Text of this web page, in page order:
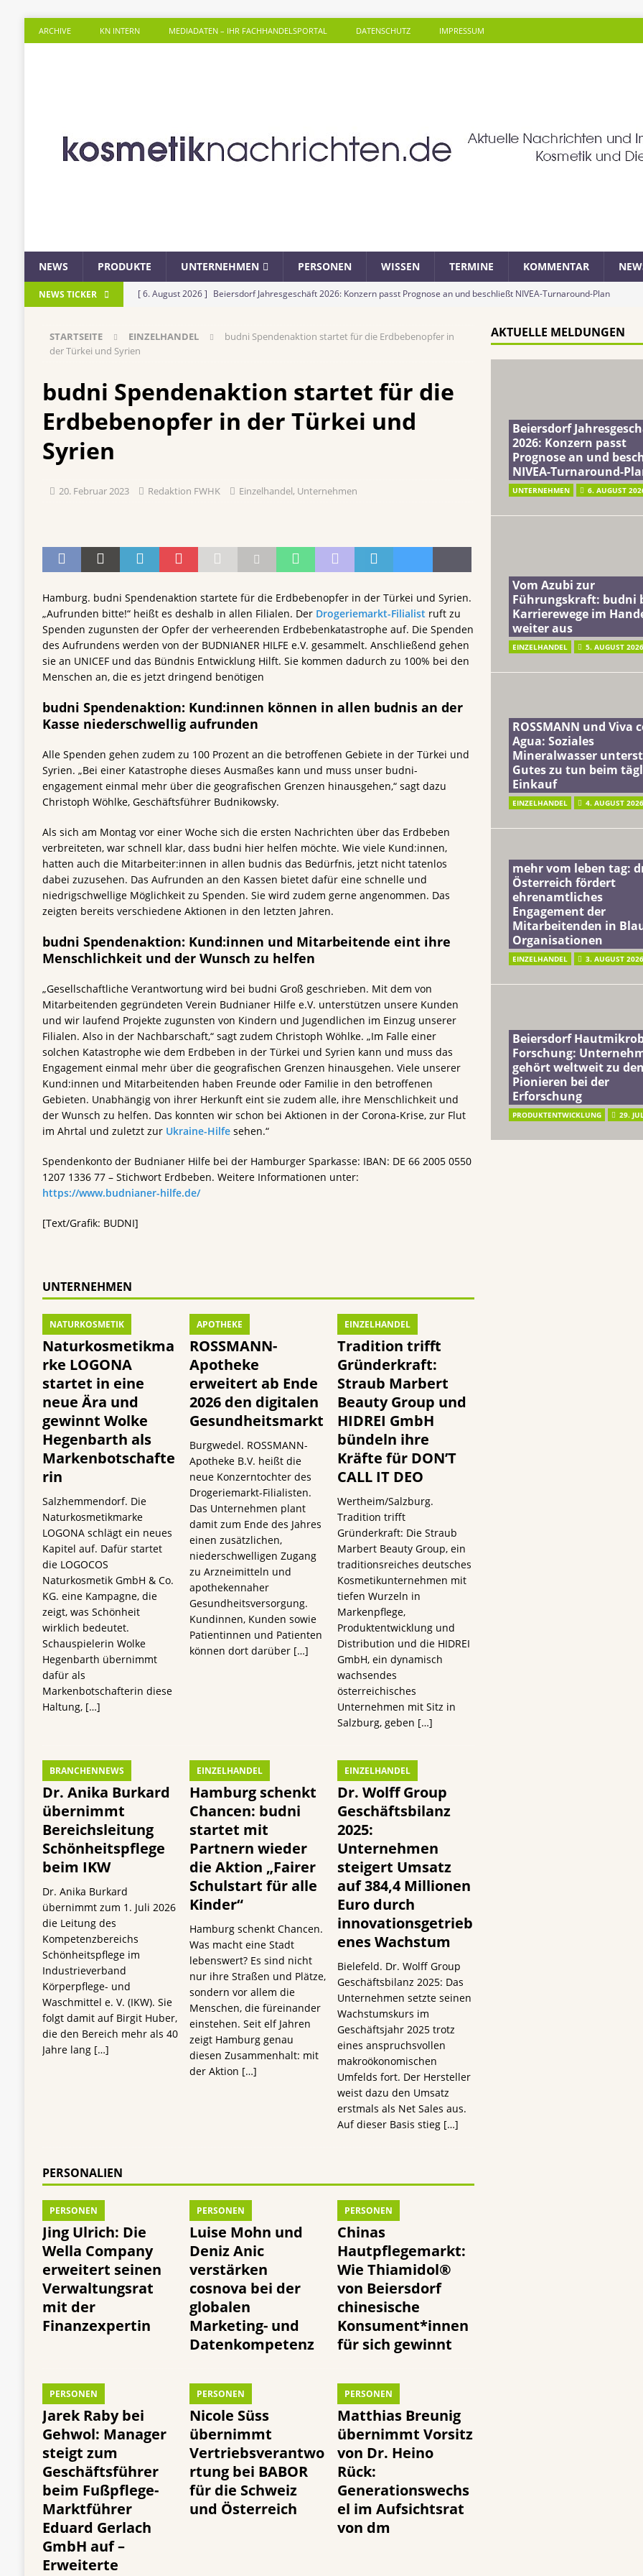
ARCHIVE KN INTERN MEDIADATEN – IHR FACHHANDELSPORTAL DATENSCHUTZ IMPRESSUM
NEWS PRODUKTE UNTERNEHMEN PERSONEN WISSEN TERMINE KOMMENTAR
NEWS TICKER [ 6. August 2026 ] Beiersdorf Jahresgeschäft 2026: Konzern passt Prognose an und beschließt NIVEA-Turnaround-Plan
[ 5. August 2026 ]
Vom Azubi zur Führungskraft: budni baut Karrierewege im Handel weiter aus
EINZELHANDEL
Einkauf
EINZELHANDEL
[ 3. August 2026 ]
mehr vom leben tag: dm Österreich fördert ehrenamtliches Engagement der Mitarbeitenden in
Beiersdorf Hautmikrobiom-Forschung: Unternehmen gehört weltweit zu den Pionieren bei der
Erforschung
PRODUKTENTWICKLUNG
STARTSEITE EINZELHANDEL
budni Spendenaktion startet für die Erdbebenopfer in
der Türkei und Syrien
budni Spendenaktion startet für die
Erdbebenopfer in der Türkei und
Syrien
20. Februar 2023 Redaktion FWHK Einzelhandel, Unternehmen
Hamburg. budni Spendenaktion startete für die Erdbebenopfer in der Türkei und Syrien.
„Aufrunden bitte!“ heißt es deshalb in allen Filialen. Der Drogeriemarkt-Filialist ruft zu
Spenden zugunsten der Opfer der verheerenden Erdbebenkatastrophe auf. Die Spenden
des Aufrundens werden von der BUDNIANER HILFE e.V. gesammelt. Anschließend gehen
sie an UNICEF und das Bündnis Entwicklung Hilft. Sie kommen dadurch zu 100% bei den
Menschen an, die es jetzt dringend benötigen
budni Spendenaktion: Kund:innen können in allen budnis an der
Kasse niederschwellig aufrunden
Alle Spenden gehen zudem zu 100 Prozent an die betroffenen Gebiete in der Türkei und
Syrien. „Bei einer Katastrophe dieses Ausmaßes kann und muss unser budni-
engagement einmal mehr über die geografischen Grenzen hinausgehen,“ sagt dazu
Christoph Wöhlke, Geschäftsführer Budnikowsky.
Als sich am Montag vor einer Woche sich die ersten Nachrichten über das Erdbeben
verbreiteten, war schnell klar, dass budni hier helfen möchte. Wie viele Kund:innen,
hatten auch die Mitarbeiter:innen in allen budnis das Bedürfnis, jetzt nicht tatenlos
dabei zuzusehen. Das Aufrunden an den Kassen bietet dafür eine schnelle und
niedrigschwellige Möglichkeit zu Spenden. Sie wird zudem gerne angenommen. Das
zeigten bereits verschiedene Aktionen in den letzten Jahren.
budni Spendenaktion: Kund:innen und Mitarbeitende eint ihre
Menschlichkeit und der Wunsch zu helfen
„Gesellschaftliche Verantwortung wird bei budni Groß geschrieben. Mit dem von
Mitarbeitenden gegründeten Verein Budnianer Hilfe e.V. unterstützen unsere Kunden
und wir laufend Projekte zugunsten von Kindern und Jugendlichen im Einzug unserer
Filialen. Also in der Nachbarschaft,“ sagt zudem Christoph Wöhlke. „Im Falle einer
solchen Katastrophe wie dem Erdbeben in der Türkei und Syrien kann und muss das
Engagement einmal mehr über die geografischen Grenzen hinausgehen. Viele unserer
Kund:innen und Mitarbeitenden haben Freunde oder Familie in den betroffenen
Gebieten. Unabhängig von ihrer Herkunft eint sie zudem alle, ihre Menschlichkeit und
der Wunsch zu helfen. Das konnten wir schon bei Aktionen in der Corona-Krise, zur Flut
im Ahrtal und zuletzt zur Ukraine-Hilfesehen.“
Spendenkonto der Budnianer Hilfe bei der Hamburger Sparkasse: IBAN: DE 66 2005 0550
1207 1336 77 – Stichwort Erdbeben. Weitere Informationen unter:
https://www.budnianer-hilfe.de/
[Text/Grafik: BUDNI]
UNTERNEHMEN
NATURKOSMETIK
Naturkosmetikma
rke LOGONA
startet in eine
neue Ära und
gewinnt Wolke
Hegenbarth als
Markenbotschafte
rin
Salzhemmendorf. Die
Naturkosmetikmarke
LOGONA schlägt ein neues
Kapitel auf. Dafür startet
die LOGOCOS
Naturkosmetik GmbH & Co.
KG. eine Kampagne, die
zeigt, was Schönheit
wirklich bedeutet.
Schauspielerin Wolke
Hegenbarth übernimmt
dafür als
Markenbotschafterin diese
Haltung, […]
APOTHEKE
ROSSMANN-
Apotheke
erweitert ab Ende
2026 den digitalen
Gesundheitsmarkt
Burgwedel. ROSSMANN-
Apotheke B.V. heißt die
neue Konzerntochter des
Drogeriemarkt-Filialisten.
Das Unternehmen plant
damit zum Ende des Jahres
einen zusätzlichen,
niederschwelligen Zugang
zu Arzneimitteln und
apothekennaher
Gesundheitsversorgung.
Kundinnen, Kunden sowie
Patientinnen und Patienten
können dort darüber […]
EINZELHANDEL
Tradition trifft
Gründerkraft:
Straub Marbert
Beauty Group und
HIDREI GmbH
bündeln ihre
Kräfte für DON’T
CALL IT DEO
Wertheim/Salzburg.
Tradition trifft
Gründerkraft: Die Straub
Marbert Beauty Group, ein
traditionsreiches deutsches
Kosmetikunternehmen mit
tiefen Wurzeln in
Markenpflege,
Produktentwicklung und
Distribution und die HIDREI
GmbH, ein dynamisch
wachsendes
österreichisches
Unternehmen mit Sitz in
Salzburg, geben […]
BRANCHENNEWS
Dr. Anika Burkard
übernimmt
Bereichsleitung
Schönheitspflege
beim IKW
Dr. Anika Burkard
übernimmt zum 1. Juli 2026
die Leitung des
Kompetenzbereichs
Schönheitspflege im
Industrieverband
Körperpflege- und
Waschmittel e. V. (IKW). Sie
folgt damit auf Birgit Huber,
die den Bereich mehr als 40
Jahre lang […]
EINZELHANDEL
Hamburg schenkt
Chancen: budni
startet mit
Partnern wieder
die Aktion „Fairer
Schulstart für alle
Kinder“
Hamburg schenkt Chancen.
Was macht eine Stadt
lebenswert? Es sind nicht
nur ihre Straßen und Plätze,
sondern vor allem die
Menschen, die füreinander
einstehen. Seit elf Jahren
zeigt Hamburg genau
diesen Zusammenhalt: mit
der Aktion […]
EINZELHANDEL
Dr. Wolff Group
Geschäftsbilanz
2025:
Unternehmen
steigert Umsatz
auf 384,4 Millionen
Euro durch
innovationsgetrieb
enes Wachstum
Bielefeld. Dr. Wolff Group
Geschäftsbilanz 2025: Das
Unternehmen setzte seinen
Wachstumskurs im
Geschäftsjahr 2025 trotz
eines anspruchsvollen
makroökonomischen
Umfelds fort. Der Hersteller
weist dazu den Umsatz
erstmals als Net Sales aus.
Auf dieser Basis stieg […]
PERSONALIEN
PERSONEN
Jing Ulrich: Die
Wella Company
erweitert seinen
Verwaltungsrat
mit der
Finanzexpertin
PERSONEN
Luise Mohn und
Deniz Anic
verstärken
cosnova bei der
globalen
Marketing- und
Datenkompetenz
PERSONEN
Chinas
Hautpflegemarkt:
Wie Thiamidol®
von Beiersdorf
chinesische
Konsument*innen
für sich gewinnt
PERSONEN
Jarek Raby bei
Gehwol: Manager
steigt zum
Geschäftsführer
beim Fußpflege-
Marktführer
Eduard Gerlach
GmbH auf –
Erweiterte
PERSONEN
Nicole Süss
übernimmt
Vertriebsverantwo
rtung bei BABOR
für die Schweiz
und Österreich
PERSONEN
Matthias Breunig
übernimmt Vorsitz
von Dr. Heino
Rück:
Generationswechs
el im Aufsichtsrat
von dm
AKTUELLE MELDUNGEN
Beiersdorf
2026: Konzern passt
Prognose an und
NIVEA-Turnaround-
UNTERNEHMEN 6. AUGUST
Vom Azubi zur
Führungskraft: budni
Karrierewege im
weiter aus
EINZELHANDEL 5. AUGUST 2026
ROSSMANN und Viva
Agua: Soziales
Mineralwasser
Gutes zu tun beim
Einkauf
EINZELHANDEL 4. AUGUST 2026
mehr vom leben tag:
Österreich fördert
ehrenamtliches
Engagement der
Mitarbeitenden in
Organisationen
EINZELHANDEL 3. AUGUST 2026
Beiersdorf
Forschung:
gehört weltweit zu den
Pionieren bei der
Erforschung
PRODUKTENTWICKLUNG 29.